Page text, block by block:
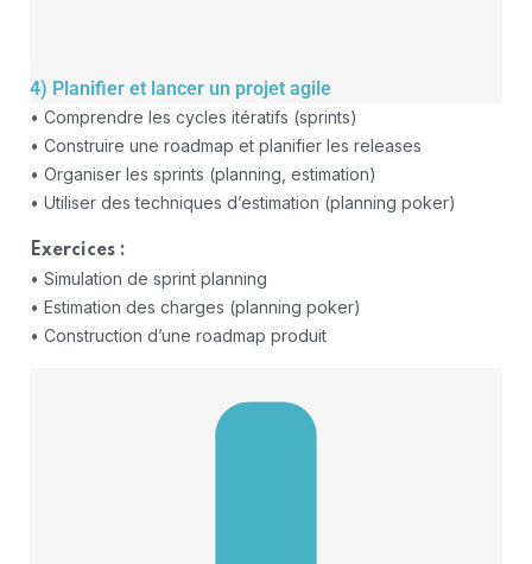
4) Planifier et lancer un projet agile
• Comprendre les cycles itératifs (sprints)
• Construire une roadmap et planifier les releases
• Organiser les sprints (planning, estimation)
• Utiliser des techniques d’estimation (planning poker)
Exercices :
• Simulation de sprint planning
• Estimation des charges (planning poker)
• Construction d’une roadmap produit